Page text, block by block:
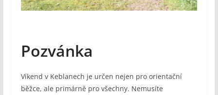
Pozvánka
Víkend v Keblanech je určen nejen pro orientační
běžce, ale primárně pro všechny. Nemusíte